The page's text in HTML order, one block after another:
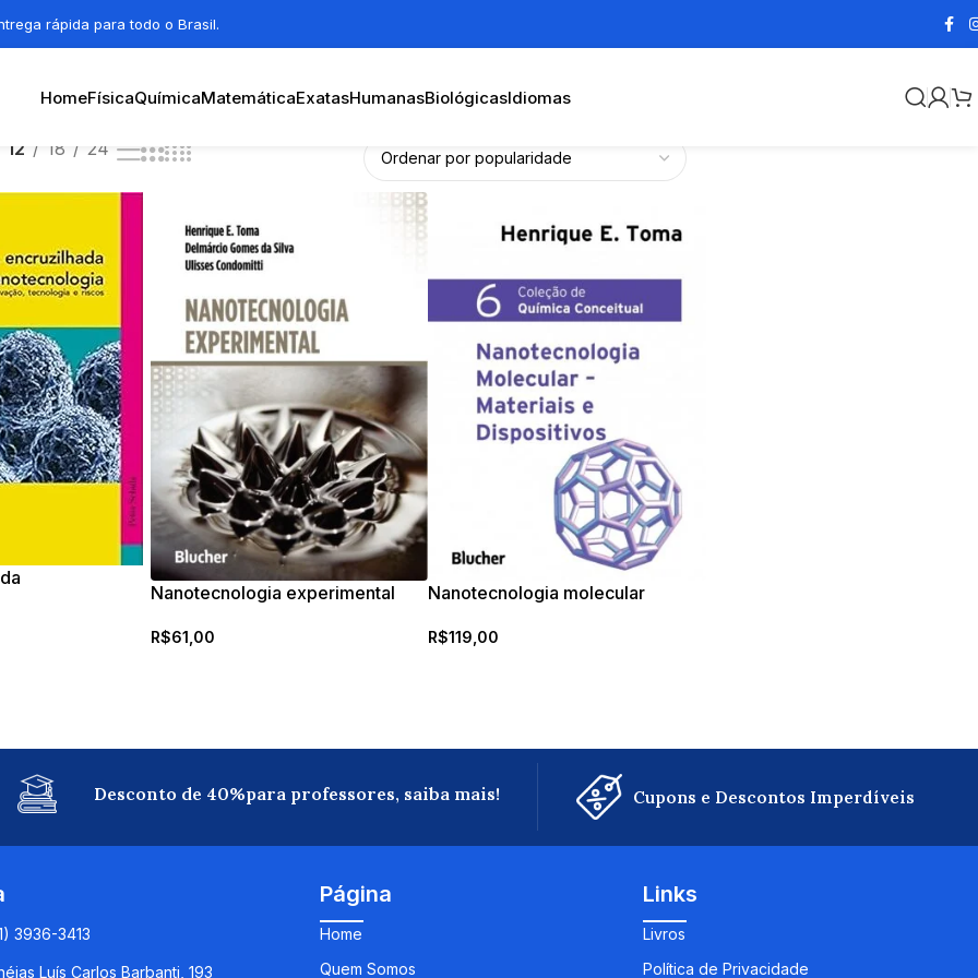
rápida para todo o Brasil.
HomeFísicaQuímicaMatemáticaExatasHumanasBiológicasIdiomas
12 18 24
Nanotecnologia experimental
R$61,00
Nanotecnologia molecular
R$119,00
Desconto de 40%para professores, saiba mais! Cupons e Descontos Imperdíveis
3936-3413
Luís Carlos Barbanti, 193
Página
Home
Quem Somos
Links
Livros
Política de Privacidade